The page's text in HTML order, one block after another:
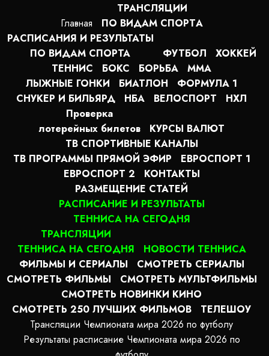
Главная
ТРАНСЛЯЦИИ
ПО ВИДАМ СПОРТA
РАСПИСАНИЯ И РЕЗУЛЬТАТЫ
ПО ВИДАМ СПОРТА
ФУТБОЛ
ХОККЕЙ
ТЕННИС
БОКС БОРЬБА
MMA
ЛЫЖНЫЕ ГОНКИ
БИАТЛОН
ФОРМУЛА 1
СНУКЕР И БИЛЬЯРД
НБА ВЕЛОСПОРТ
НХЛ
Проверка
лотерейных билетов
КУРСЫ ВАЛЮТ
ТВ СПОРТИВНЫЕ КАНАЛЫ
ТВ ПРОГРАММЫ ПРЯМОЙ ЭФИР
ЕВРОСПОРТ 1
ЕВРОСПОРТ 2
КОНТАКТЫ
РАЗМЕЩЕНИЕ СТАТЕЙ
РАСПИСАНИЕ И РЕЗУЛЬТАТЫ
ТЕННИСА НА СЕГОДНЯ
ТРАНСЛЯЦИИ
ТЕННИСА НА СЕГОДНЯ
НОВОСТИ ТЕННИСА
ФИЛЬМЫ И СЕРИАЛЫ
СМОТРЕТЬ СЕРИАЛЫ
СМОТРЕТЬ ФИЛЬМЫ
СМОТРЕТЬ МУЛЬТФИЛЬМЫ
СМОТРЕТЬ НОВИНКИ КИНО
СМОТРЕТЬ 250 ЛУЧШИХ ФИЛЬМОВ
ТЕЛЕШОУ
Трансляции Чемпионата мира 2026 по футболу
Результаты расписание Чемпионата мира 2026 по